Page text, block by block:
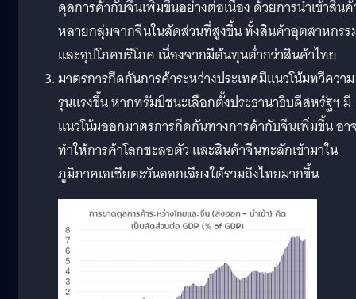
ดุลการค้ากับจีนเพิ่มขึ้นอย่างต่อเนื่อง ด้วยการนำเข้าสิน
หลายกลุ่มจากจีนในสัดส่วนที่สูงขึ้น ทั้งสินค้าอุตสาหกรร
และอุปโภคบริโภค เนื่องจากมีต้นทุนต่ำกว่าสินค้าไทย
มาตรการกีดกันการค้าระหว่างประเทศมีแนวโน้มทวีความ
รุนแรงขึ้น หากทรัมป์ชนะเลือกตั้งประธานาธิบดีสหรัฐฯ มี
แนวโน้มออกมาตรการกีดกันทางการค้ากับจีนเพิ่มขึ้น อา
ทำให้การค้าโลกชะลอตัว และสินค้าจีนทะลักเข้ามาใน
ภูมิภาคเอเชียตะวันออกเฉียงใต้รวมถึงไทยมากขึ้น